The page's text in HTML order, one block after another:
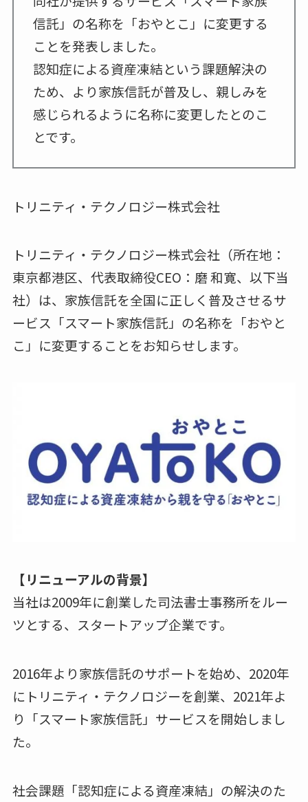
信託」の名称を「おやとこ」に変更する
ことを発表しました。
認知症による資産凍結という課題解決の
ため、より家族信託が普及し、親しみを
感じられるように名称に変更したとのこ
とです。
トリニティ・テクノロジー株式会社
トリニティ・テクノロジー株式会社（所在地：
東京都港区、代表取締役CEO：磨 和寛、以下当
社）は、家族信託を全国に正しく普及させるサ
ービス「スマート家族信託」の名称を「おやと
こ」に変更することをお知らせします。
【リニューアルの背景】
当社は2009年に創業した司法書士事務所をルー
ツとする、スタートアップ企業です。
2016年より家族信託のサポートを始め、2020年
にトリニティ・テクノロジーを創業、2021年よ
り「スマート家族信託」サービスを開始しまし
た。
社会課題「認知症による資産凍結」の解決のた